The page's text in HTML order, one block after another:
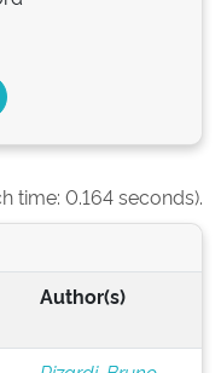
time: 0.164 seconds).
Author(s)